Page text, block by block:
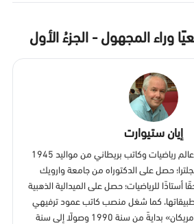
المجهول - الجزءُ الأول
إيان ستيوارت
إيان نيكولاس ستيوارت عالم رياضيات وكاتب بريطاني من مواليد 1945
حصل على الدكتوراه من جامعة وارويك
أستاذًا للرياضيات؛ حصل على الميدالية الذهبية
كما شغل منصب كاتب عمود ترفيهي
في مجلة «سينتيفيك أمريكان» بدايةً من سنة 1990 وصولًا إلى سنة